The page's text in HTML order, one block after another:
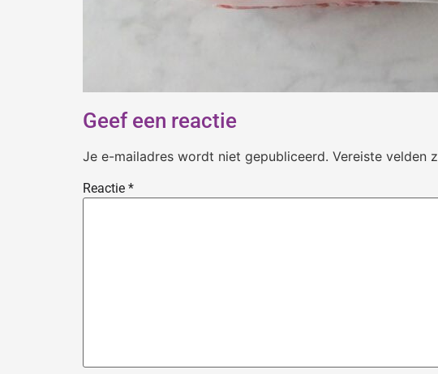
Geef een reactie
Je e-mailadres wordt niet gepubliceerd. Vereiste velden
Reactie *